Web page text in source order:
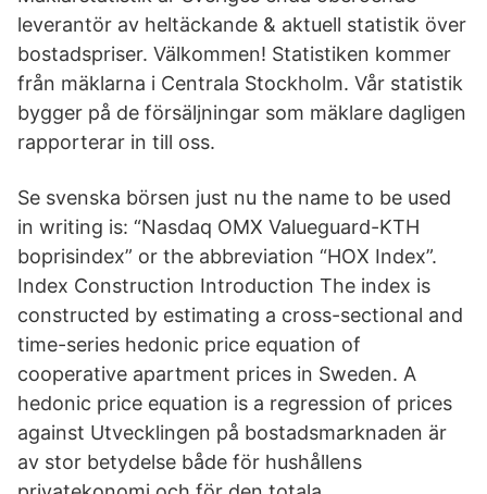
leverantör av heltäckande & aktuell statistik över
bostadspriser. Välkommen! Statistiken kommer
från mäklarna i Centrala Stockholm. Vår statistik
bygger på de försäljningar som mäklare dagligen
rapporterar in till oss.
Se svenska börsen just nu the name to be used
in writing is: “Nasdaq OMX Valueguard-KTH
boprisindex” or the abbreviation “HOX Index”.
Index Construction Introduction The index is
constructed by estimating a cross-sectional and
time-series hedonic price equation of
cooperative apartment prices in Sweden. A
hedonic price equation is a regression of prices
against Utvecklingen på bostadsmarknaden är
av stor betydelse både för hushållens